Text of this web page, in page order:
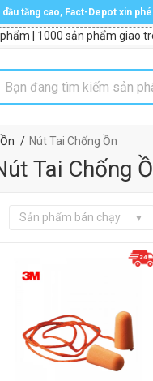
dầu tăng cao, Fact-Depot xin
| 1000 sản phẩm giao
Nút Tai Chống Ồn
Tai Chống
Sản phẩm bán chạy